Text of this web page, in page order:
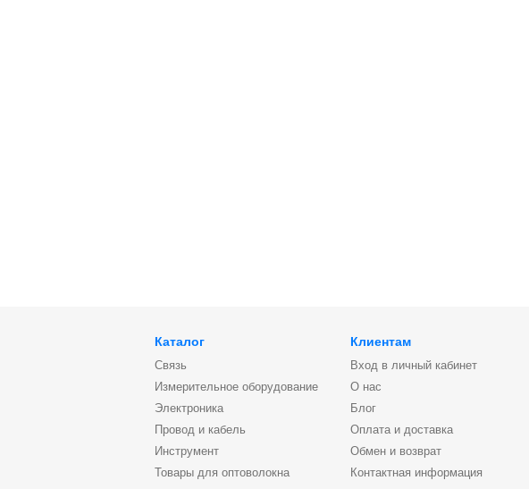
Каталог
Связь
Измерительное оборудование
Электроника
Провод и кабель
Инструмент
Товары для оптоволокна
Клиентам
Вход в личный кабинет
О нас
Блог
Оплата и доставка
Обмен и возврат
Контактная информация